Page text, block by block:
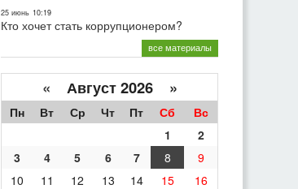
25 июнь 10:19
Кто хочет стать коррупционером?
все материалы
« Август 2026 »
Пн Вт Ср Чт Пт Сб
Вс
1
2
3
4 5 6 7 8
9
10
11 12 13 14 15
16